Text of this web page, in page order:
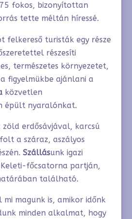
fokos, bizonyítottan
tette méltán híressé.
felkereső turisták egy része
részesíti
természetes környezetet,
figyelmükbe ajánlani a
közvetlen
épült nyaralónkat.
zöld erdősávjával, karcsú
a száraz, aszályos
Szállásunk igazi
főcsatorna partján,
található.
mi magunk is, amikor időnk
minden alkalmat, hogy